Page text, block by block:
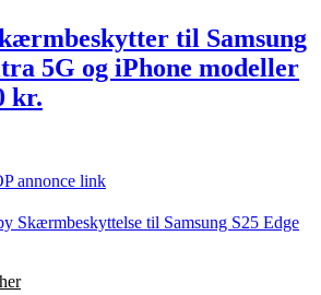
til Samsung
5G og iPhone modeller
kr.
annonce link